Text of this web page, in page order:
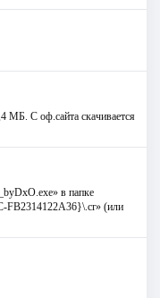
МБ. С оф.сайта скачивается
в папке
FB2314122A36}\.cr» (или